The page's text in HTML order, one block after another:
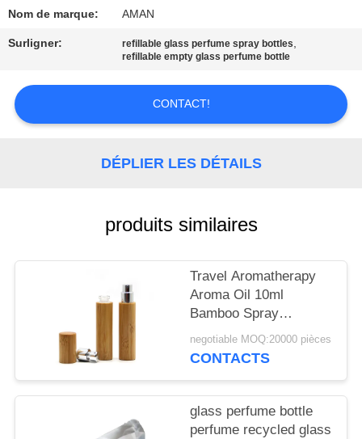
PROPOS
DE
VISITE
CONTRÔLE
CONTACTEZ-
NOUVELLES
Nom de marque: AMAN
Surligner: refillable glass perfume spray bottles,
refillable empty glass perfume bottle
CONTACT!
DÉPLIER LES DÉTAILS
produits similaires
Travel Aromatherapy
Aroma Oil 10ml
Bamboo Spray
Perfume Bottle With
Screw Spray Cap
negotiable MOQ:20000 pièces
CONTACTS
glass perfume bottle
perfume recycled glass